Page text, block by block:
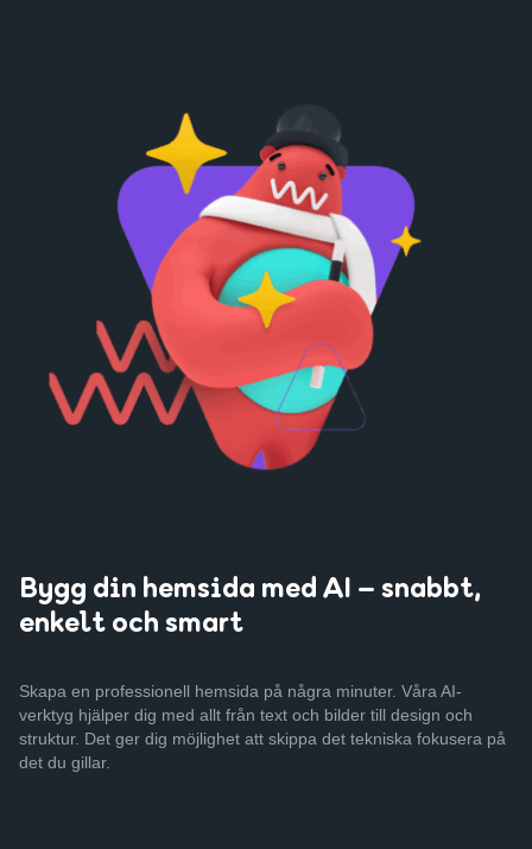
Bygg din hemsida med AI – snabbt,
enkelt och smart
Skapa en professionell hemsida på några minuter. Våra AI-
verktyg hjälper dig med allt från text och bilder till design och
struktur. Det ger dig möjlighet att skippa det tekniska fokusera på
det du gillar.